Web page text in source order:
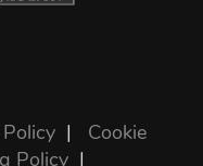
| Cookie
Policy |